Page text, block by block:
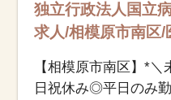
独立行政法人国立
求人/相模原市南区/
ラーク）/派遣
【相模原市南区】*
日祝休み◎平日のみ